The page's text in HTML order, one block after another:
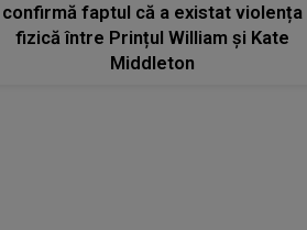
confirmă faptul că a existat violența
fizică între Prințul William și Kate
Middleton